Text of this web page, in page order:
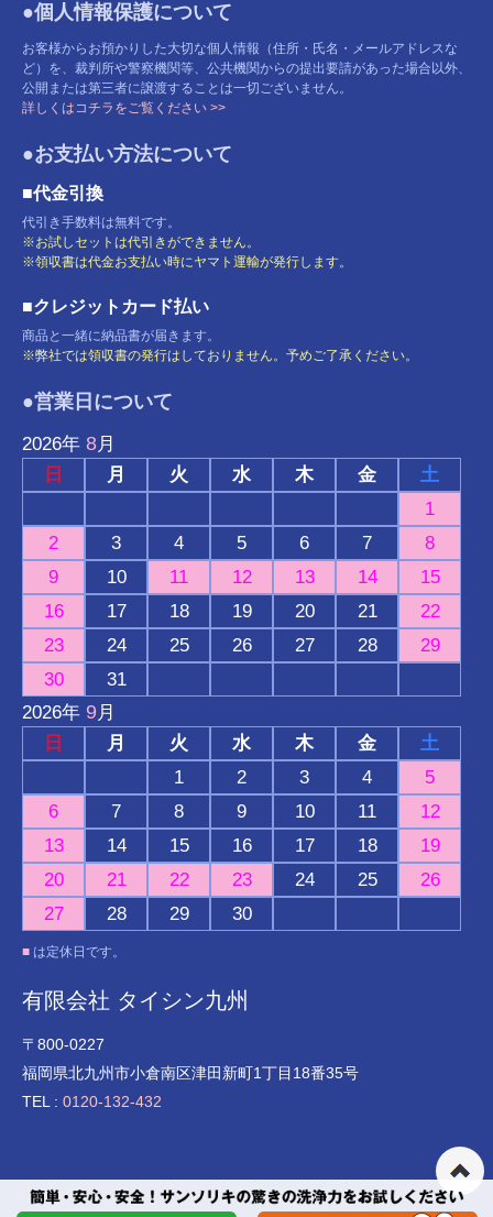
●個人情報保護について
お客様からお預かりした大切な個人情報（住所・氏名・メールアドレスな
ど）を、裁判所や警察機関等、公共機関からの提出要請があった場合以外、
公開または第三者に譲渡することは一切ございません。
詳しくはコチラをご覧ください >>
●お支払い方法について
■代金引換
代引き手数料は無料です。
※お試しセットは代引きができません。
※領収書は代金お支払い時にヤマト運輸が発行します。
■クレジットカード払い
商品と一緒に納品書が届きます。
※弊社では領収書の発行はしておりません。予めご了承ください。
●営業日について
2026年 8月
日
月 火 水 木 金
土
1
2
3 4 5 6 7
8
9
10 11 12 13 14
15
16
17 18 19 20 21
22
23
24 25 26 27 28
29
30
31
2026年 9月
日
月 火 水 木 金
土
1
2 3 4
5
6
7 8 9 10 11
12
13
14 15 16 17 18
19
20
21 22 23 24 25
26
27
28 29 30
■ は定休日です。
有限会社 タイシン九州
〒800-0227
福岡県北九州市小倉南区津田新町1丁目18番35号
TEL : 0120-132-432